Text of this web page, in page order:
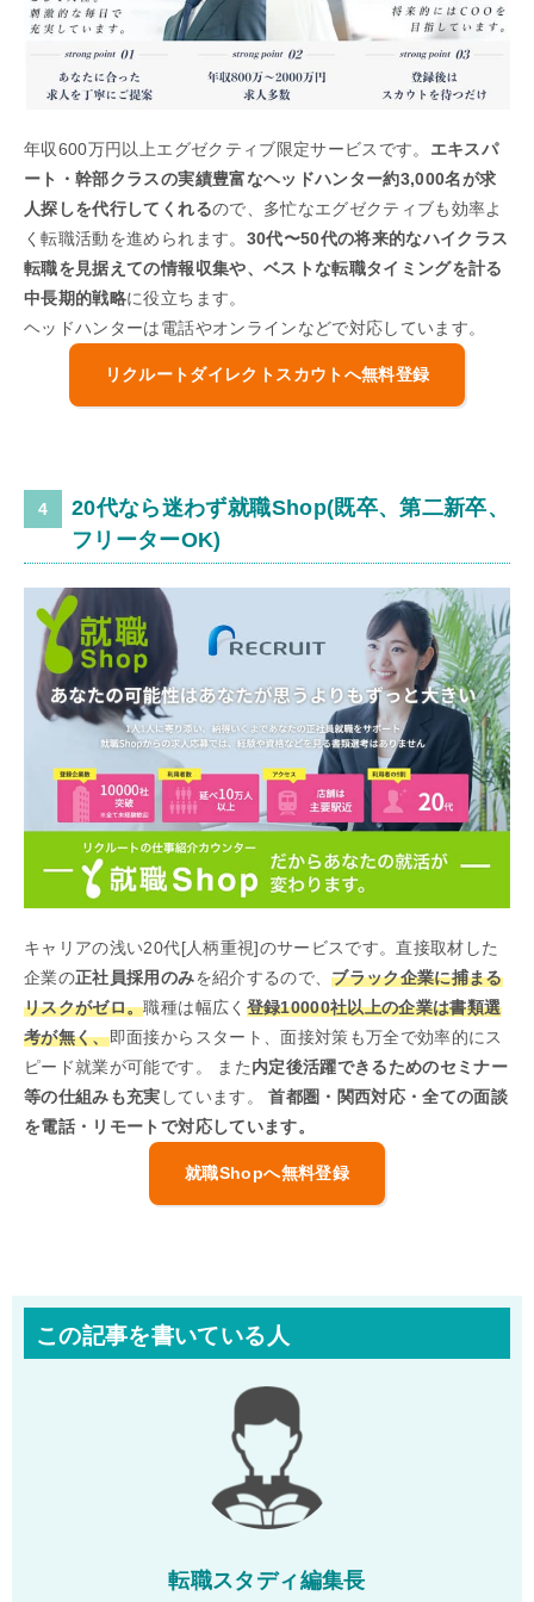
年収600万円以上エグゼクティブ限定サービスです。 エキスパ
ート・幹部クラスの実績豊富なヘッドハンター約3,000名が求
人探しを代行してくれるので、多忙なエグゼクティブも効率よ
く転職活動を進められます。 30代〜50代の将来的なハイクラス
転職を見据えての情報収集や、ベストな転職タイミングを計る
中長期的戦略に役立ちます。
ヘッドハンターは電話やオンラインなどで対応しています。
リクルートダイレクトスカウトへ無料登録
20代なら迷わず就職Shop(既卒、第二新卒、
フリーターOK)
キャリアの浅い20代[人柄重視]のサービスです。直接取材した
企業の正社員採用のみを紹介するので、ブラック企業に捕まる
リスクがゼロ。職種は幅広く 登録10000社以上の企業は書類選
考が無く、即面接からスタート、面接対策も万全で効率的にス
ピード就業が可能です。 また内定後活躍できるためのセミナー
等の仕組みも充実 しています。首都圏・関西対応・全ての面談
を電話・リモートで対応しています。
就職Shopへ無料登録
この記事を書いている人
転職スタディ編集長